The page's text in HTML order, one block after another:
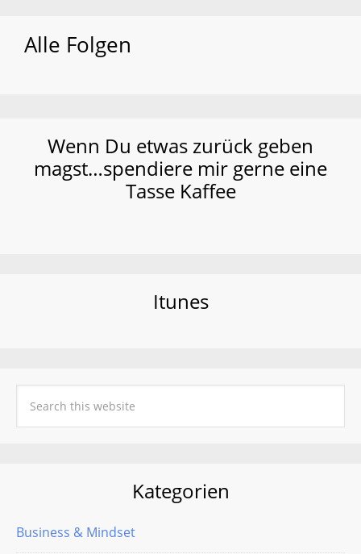
Alle Folgen
Wenn Du etwas zurück geben
magst…spendiere mir gerne eine
Tasse Kaffee
Itunes
Kategorien
Business & Mindset